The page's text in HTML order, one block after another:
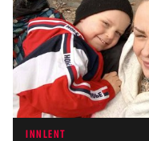
INNLENT